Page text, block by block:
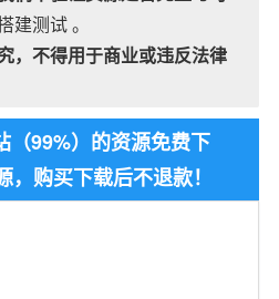
建测试 。
，不得用于商业或违反法律
（99%）的资源免费下
购买下载后不退款！